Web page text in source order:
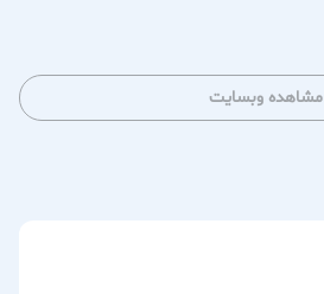
مشاهده وبسایت